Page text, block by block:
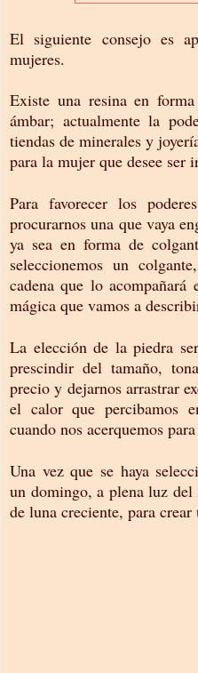
El siguiente consejo es
mujeres.
Existe una resina en
ámbar; actualmente la
tiendas de minerales y
para la mujer que desee ser
Para favorecer los
procurarnos una que vaya
ya sea en forma de
seleccionemos un
cadena que lo
mágica que vamos a
La elección de la piedra
prescindir del tamaño,
precio y dejarnos arrastrar
el calor que percibamos
cuando nos acerquemos
Una vez que se haya
un domingo, a plena luz
de luna creciente, para crear